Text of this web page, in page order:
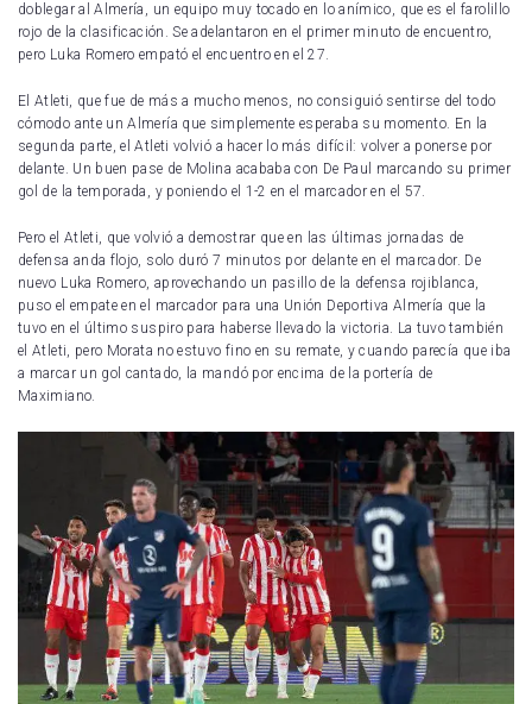
doblegar al Almería, un equipo muy tocado en lo anímico, que es el farolillo
rojo de la clasificación. Se adelantaron en el primer minuto de encuentro,
pero Luka Romero empató el encuentro en el 27.
El Atleti, que fue de más a mucho menos, no consiguió sentirse del todo
cómodo ante un Almería que simplemente esperaba su momento. En la
segunda parte, el Atleti volvió a hacer lo más difícil: volver a ponerse por
delante. Un buen pase de Molina acababa con De Paul marcando su primer
gol de la temporada, y poniendo el 1-2 en el marcador en el 57.
Pero el Atleti, que volvió a demostrar que en las últimas jornadas de
defensa anda flojo, solo duró 7 minutos por delante en el marcador. De
nuevo Luka Romero, aprovechando un pasillo de la defensa rojiblanca,
puso el empate en el marcador para una Unión Deportiva Almería que la
tuvo en el último suspiro para haberse llevado la victoria. La tuvo también
el Atleti, pero Morata no estuvo fino en su remate, y cuando parecía que iba
a marcar un gol cantado, la mandó por encima de la portería de
Maximiano.